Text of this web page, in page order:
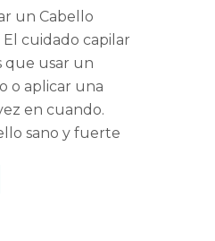
un Cabello
cuidado capilar
que usar un
o aplicar una
en cuando.
sano y fuerte